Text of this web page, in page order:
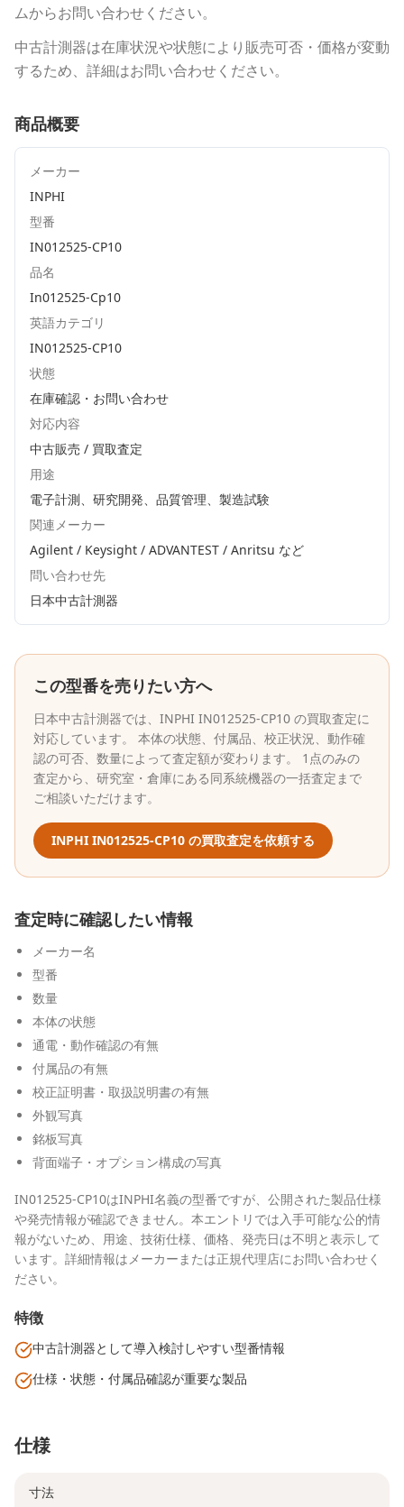
ムからお問い合わせください。
中古計測器は在庫状況や状態により販売可否・価格が変動
するため、詳細はお問い合わせください。
商品概要
メーカー
INPHI
型番
IN012525-CP10
品名
In012525-Cp10
英語カテゴリ
IN012525-CP10
状態
在庫確認・お問い合わせ
対応内容
中古販売 / 買取査定
用途
電子計測、研究開発、品質管理、製造試験
関連メーカー
Agilent / Keysight / ADVANTEST / Anritsu など
問い合わせ先
日本中古計測器
この型番を売りたい方へ
日本中古計測器では、 INPHI IN012525-CP10 の買取査定に
対応しています。 本体の状態、付属品、校正状況、動作確
認の可否、数量によって査定額が変わります。 1点のみの
査定から、研究室・倉庫にある同系統機器の一括査定まで
ご相談いただけます。
INPHI IN012525-CP10 の買取査定を依頼する
査定時に確認したい情報
メーカー名
型番
数量
本体の状態
通電・動作確認の有無
付属品の有無
校正証明書・取扱説明書の有無
外観写真
銘板写真
背面端子・オプション構成の写真
IN012525-CP10はINPHI名義の型番ですが、公開された製品仕様
や発売情報が確認できません。本エントリでは入手可能な公的情
報がないため、用途、技術仕様、価格、発売日は不明と表示して
います。詳細情報はメーカーまたは正規代理店にお問い合わせく
ださい。
特徴
中古計測器として導入検討しやすい型番情報
仕様・状態・付属品確認が重要な製品
仕様
寸法